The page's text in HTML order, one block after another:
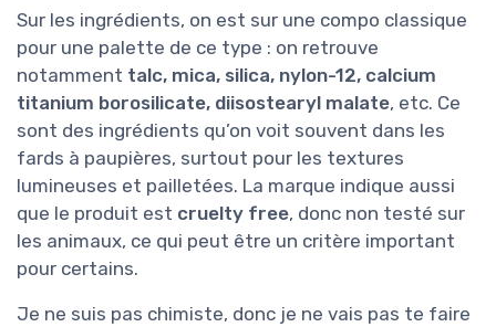
Sur les ingrédients, on est sur une compo classique
pour une palette de ce type : on retrouve
notamment talc, mica, silica, nylon-12, calcium
titanium borosilicate, diisostearyl malate, etc. Ce
sont des ingrédients qu’on voit souvent dans les
fards à paupières, surtout pour les textures
lumineuses et pailletées. La marque indique aussi
que le produit est cruelty free, donc non testé sur
les animaux, ce qui peut être un critère important
pour certains.
Je ne suis pas chimiste, donc je ne vais pas te faire